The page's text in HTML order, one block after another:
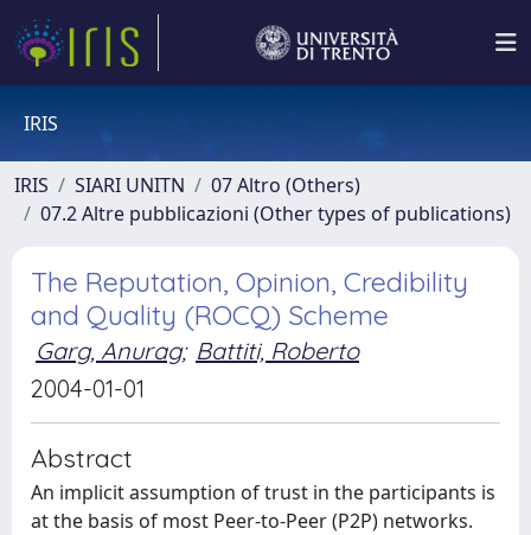
IRIS
IRIS SIARI UNITN
07 Altro (Others)
07.2 Altre pubblicazioni (Other types of publications)
The Reputation, Opinion, Credibility
and Quality (ROCQ) Scheme
Garg, Anurag; Battiti, Roberto
2004-01-01
Abstract
An implicit assumption of trust in the participants is
at the basis of most Peer-to-Peer (P2P) networks.